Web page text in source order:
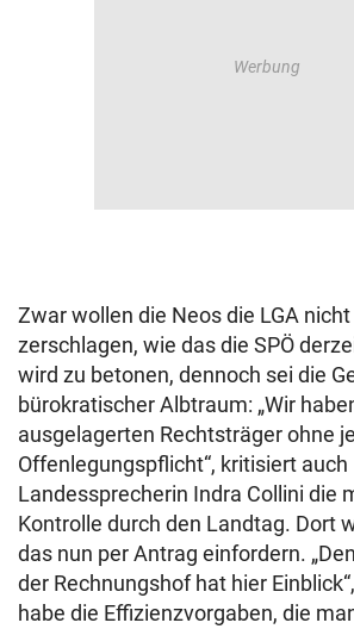
Zwar wollen die Neos die LGA
zerschlagen, wie das die SPÖ
wird zu betonen, dennoch sei die
bürokratischer Albtraum: „Wir
ausgelagerten Rechtsträger ohne
Offenlegungspflicht“, kritisiert auch
Landessprecherin Indra Collini die
Kontrolle durch den Landtag. Dort
das nun per Antrag einfordern.
der Rechnungshof hat hier
habe die Effizienzvorgaben, die